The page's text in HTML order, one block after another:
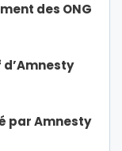
des ONG
par Amnesty